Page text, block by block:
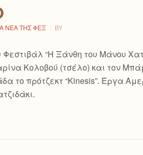
ΝΈΑ ΤΗΣ ΦΕΞ BY
“Η Ξάνθη του Μάνου
Κολοβού (τσέλο) και τον
το πρότζεκτ “Kinesis”. Έργα